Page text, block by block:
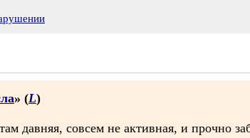
» (L)
давняя, совсем не активная, и прочно